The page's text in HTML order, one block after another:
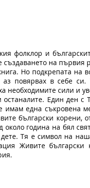
фолклор и
на първия
Но подкрепата на
повярвах в себе си.
сили и
Един ден с
имам една съкровена
български корени,
година на бял
Тя е символ на
Живите български